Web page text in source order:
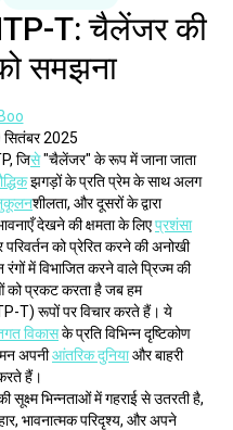
T: चैलेंजर की
समझना
2025
जिसे "चैलेंजर" के रूप में जाना जाता
झगड़ों के प्रति प्रेम के साथ अलग
शीलता, और दूसरों के द्वारा
देखने की क्षमता के लिए प्रशंसा
परिवर्तन को प्रेरित करने की अनोखी
में विभाजित करने वाले प्रिज्म की
को प्रकट करता है जब हम
T) रूपों पर विचार करते हैं। ये
विकास के प्रति विभिन्न दृष्टिकोण
मन अपनी आंतरिक दुनिया और बाहरी
हैं।
भिन्नताओं में गहराई से उतरती है,
भावनात्मक परिदृश्य, और अपने